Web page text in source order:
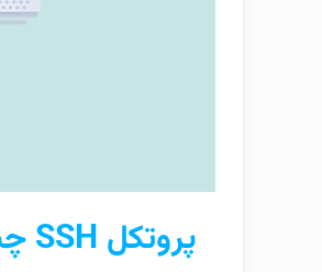
پروتکل SSH چیست؟ (۱۷ دستور رایج در پروتکل)